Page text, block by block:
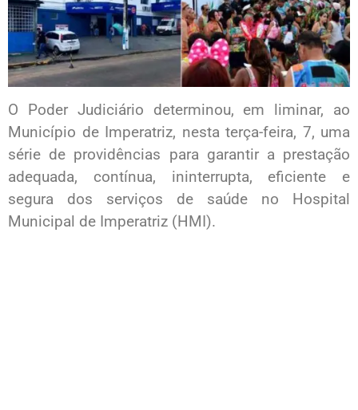
O Poder Judiciário determinou, em liminar, ao
Município de Imperatriz, nesta terça-feira, 7, uma
série de providências para garantir a prestação
adequada, contínua, ininterrupta, eficiente e
segura dos serviços de saúde no Hospital
Municipal de Imperatriz (HMI).